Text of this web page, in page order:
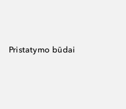
Pristatymo būdai